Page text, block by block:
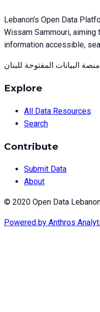
Lebanon's Open Data
Wissam Sammouri, aiming
information accessible,
منصة البيانات المفتوحة للبنان
Explore
All Data Resources
Search
Contribute
Submit Data
About
© 2020 Open Data
Powered by Anthros